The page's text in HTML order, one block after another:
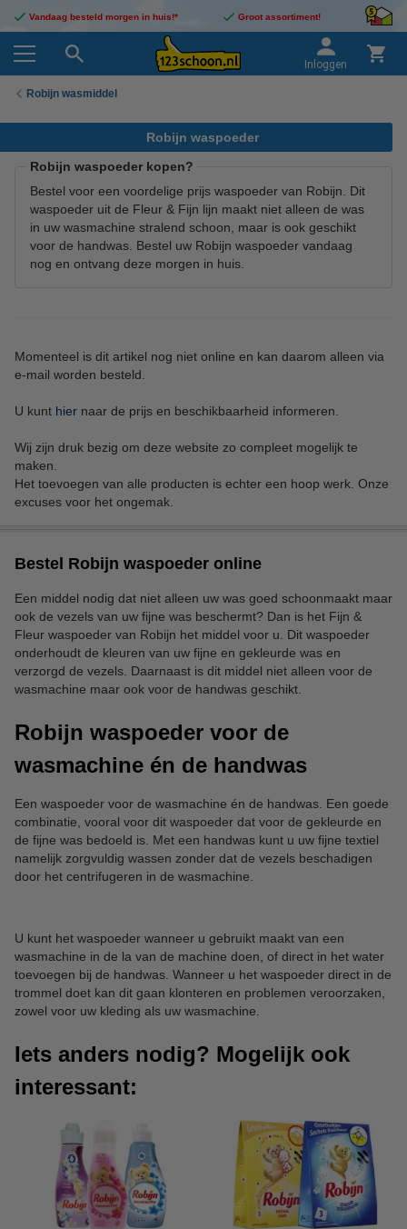
Vandaag besteld morgen in huis!* Groot assortiment!
Inloggen
Robijn wasmiddel
Robijn waspoeder
Robijn waspoeder kopen?
Bestel voor een voordelige prijs waspoeder van Robijn. Dit
waspoeder uit de Fleur & Fijn lijn maakt niet alleen de was
in uw wasmachine stralend schoon, maar is ook geschikt
voor de handwas. Bestel uw Robijn waspoeder vandaag
nog en ontvang deze morgen in huis.
Momenteel is dit artikel nog niet online en kan daarom alleen via
e-mail worden besteld.
U kunt hier naar de prijs en beschikbaarheid informeren.
Wij zijn druk bezig om deze website zo compleet mogelijk te
maken.
Het toevoegen van alle producten is echter een hoop werk. Onze
excuses voor het ongemak.
Bestel Robijn waspoeder online
Een middel nodig dat niet alleen uw was goed schoonmaakt maar
ook de vezels van uw fijne was beschermt? Dan is het Fijn &
Fleur waspoeder van Robijn het middel voor u. Dit waspoeder
onderhoudt de kleuren van uw fijne en gekleurde was en
verzorgd de vezels. Daarnaast is dit middel niet alleen voor de
wasmachine maar ook voor de handwas geschikt.
Robijn waspoeder voor de
wasmachine én de handwas
Een waspoeder voor de wasmachine én de handwas. Een goede
combinatie, vooral voor dit waspoeder dat voor de gekleurde en
de fijne was bedoeld is. Met een handwas kunt u uw fijne textiel
namelijk zorgvuldig wassen zonder dat de vezels beschadigen
door het centrifugeren in de wasmachine.
U kunt het waspoeder wanneer u gebruikt maakt van een
wasmachine in de la van de machine doen, of direct in het water
toevoegen bij de handwas. Wanneer u het waspoeder direct in de
trommel doet kan dit gaan klonteren en problemen veroorzaken,
zowel voor uw kleding als uw wasmachine.
Iets anders nodig? Mogelijk ook
interessant: